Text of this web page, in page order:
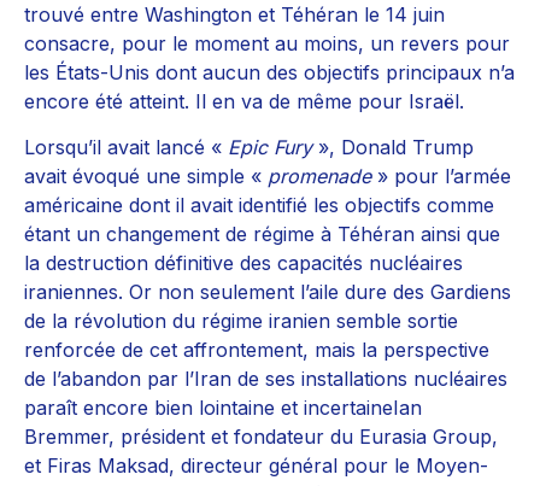
trouvé entre Washington et Téhéran le 14 juin
consacre, pour le moment au moins, un revers pour
les États-Unis dont aucun des objectifs principaux n’a
encore été atteint. Il en va de même pour Israël.
Lorsqu’il avait lancé « Epic Fury», Donald Trump
avait évoqué une simple « promenade» pour l’armée
américaine dont il avait identifié les objectifs comme
étant un changement de régime à Téhéran ainsi que
la destruction définitive des capacités nucléaires
iraniennes. Or non seulement l’aile dure des Gardiens
de la révolution du régime iranien semble sortie
renforcée de cet affrontement, mais la perspective
de l’abandon par l’Iran de ses installations nucléaires
paraît encore bien lointaine et incertaineIan
Bremmer, président et fondateur du Eurasia Group,
et Firas Maksad, directeur général pour le Moyen-